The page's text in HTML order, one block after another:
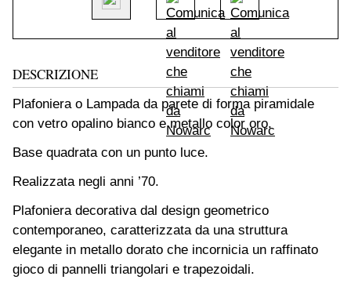
DESCRIZIONE
Plafoniera o Lampada da parete di forma piramidale
con vetro opalino bianco e metallo color oro.
Base quadrata con un punto luce.
Realizzata negli anni ’70.
Plafoniera decorativa dal design geometrico
contemporaneo, caratterizzata da una struttura
elegante in metallo dorato che incornicia un raffinato
gioco di pannelli triangolari e trapezoidali.